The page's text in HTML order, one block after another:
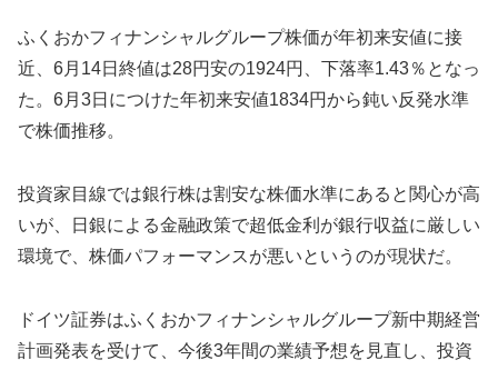
ふくおかフィナンシャルグループ株価が年初来安値に接
近、6月14日終値は28円安の1924円、下落率1.43％となっ
た。6月3日につけた年初来安値1834円から鈍い反発水準
で株価推移。
投資家目線では銀行株は割安な株価水準にあると関心が高
いが、日銀による金融政策で超低金利が銀行収益に厳しい
環境で、株価パフォーマンスが悪いというのが現状だ。
ドイツ証券はふくおかフィナンシャルグループ新中期経営
計画発表を受けて、今後3年間の業績予想を見直し、投資